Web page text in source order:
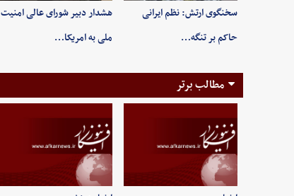
سخنگوی ارتش: نظم ایرانی
حاکم بر تنگه…
هشدار دبیر شورای عالی امنیت
ملی به امریکا…
مطالب برتر